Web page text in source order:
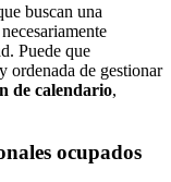
buscan una
Puede que
ordenada de gestionar
de calendario,
ocupados